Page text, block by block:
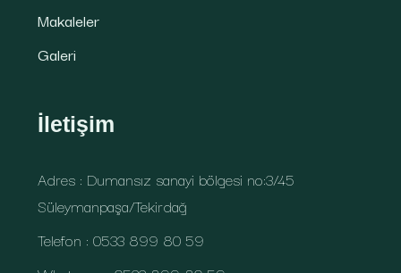
Makaleler
Galeri
İletişim
Adres : Dumansız sanayi bölgesi no:3/45
Süleymanpaşa/Tekirdağ
Telefon : 0533 899 80 59